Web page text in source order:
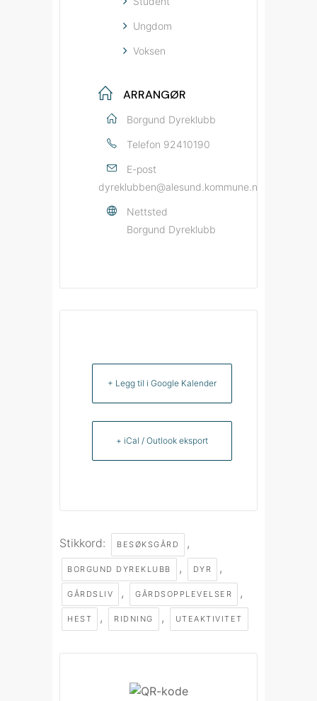
Ungdom
Voksen
ARRANGØR
Borgund Dyreklubb
Telefon 92410190
E-post
dyreklubben@alesund.kommune.no
Nettsted
Borgund Dyreklubb
+ Legg til i Google Kalender
+ iCal / Outlook eksport
Stikkord: BESØKSGÅRD ,
BORGUND DYREKLUBB , DYR ,
GÅRDSLIV , GÅRDSOPPLEVELSER ,
HEST , RIDNING , UTEAKTIVITET